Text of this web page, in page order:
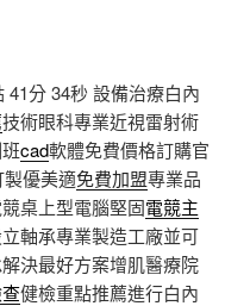
41分 34秒 設備治療白內
技術眼科專業近視雷射術
cad軟體免費價格訂購官
優美適免費加盟專業品
桌上型電腦堅固電競主
軸承專業製造工廠並可
決最好方案增肌醫療院
健檢重點推薦進行白內